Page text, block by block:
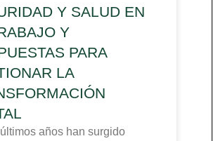
Y SALUD EN
Y
PARA
LA
años han surgido